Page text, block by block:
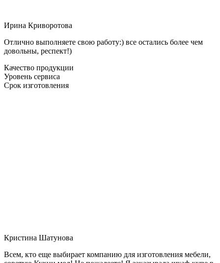
Ирина Криворотова
Отлично выполняете свою работу:) все остались более чем
довольны, респект!)
Качество продукции
Уровень сервиса
Срок изготовления
Кристина Шатунова
Всем, кто еще выбирает компанию для изготовления мебели,